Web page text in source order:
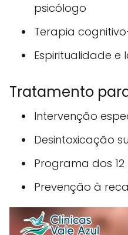
psicólogo
Terapia
Espiritualidade e
Tratamento
Intervenção
Desintoxicação
Programa dos 12
Prevenção à